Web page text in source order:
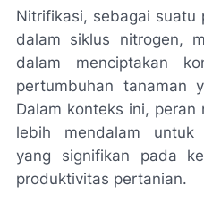
Nitrifikasi, sebagai suatu
dalam siklus nitrogen,
dalam menciptakan
pertumbuhan tanaman
Dalam konteks ini,
lebih mendalam untuk
yang signifikan pada
produktivitas pertanian.